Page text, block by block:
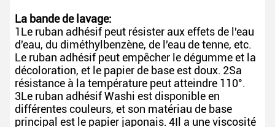
La bande de lavage:
1Le ruban adhésif peut résister aux effets de l'eau
d'eau, du diméthylbenzène, de l'eau de tenne, etc.
Le ruban adhésif peut empêcher le dégumme et la
décoloration, et le papier de base est doux. 2Sa
résistance à la température peut atteindre 110°.
3Le ruban adhésif Washi est disponible en
différentes couleurs, et son matériau de base
principal est le papier japonais. 4Il a une viscosité